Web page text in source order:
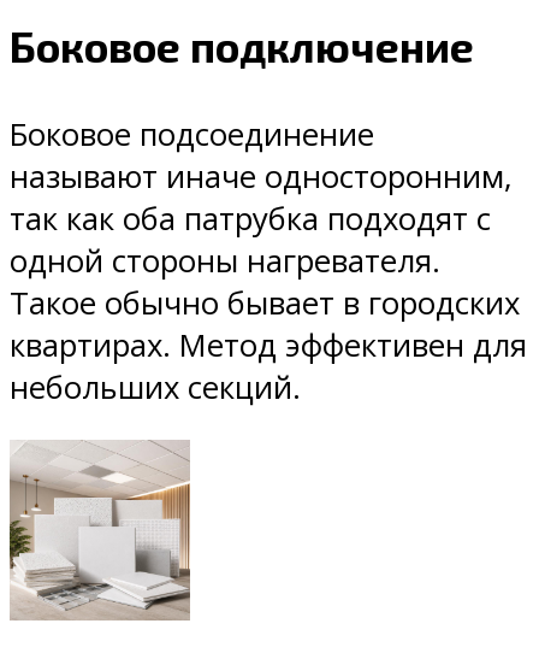
Боковое подключение
Боковое подсоединение
называют иначе односторонним,
так как оба патрубка подходят с
одной стороны нагревателя.
Такое обычно бывает в городских
квартирах. Метод эффективен для
небольших секций.